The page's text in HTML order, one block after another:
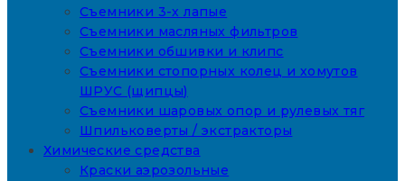
Съемники 3-х лапые
Съемники масляных фильтров
Съемники обшивки и клипс
Съемники стопорных колец и хомутов
ШРУС (щипцы)
Съемники шаровых опор и рулевых тяг
Шпильковерты / экстракторы
Химические средства
Краски аэрозольные